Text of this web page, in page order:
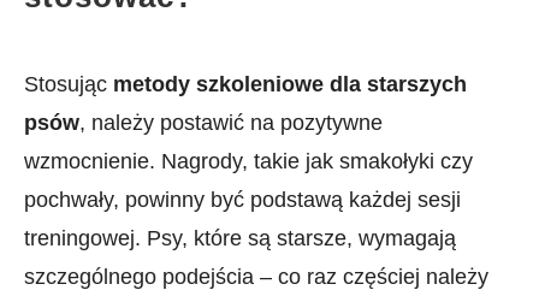
Stosując metody szkoleniowe dla starszych
‌psów, należy⁤ postawić na‍ pozytywne
wzmocnienie. Nagrody, takie⁤ jak smakołyki czy
pochwały, powinny być podstawą każdej sesji
treningowej. Psy, które‌ są ‍starsze,​ wymagają
szczególnego podejścia – co raz częściej należy